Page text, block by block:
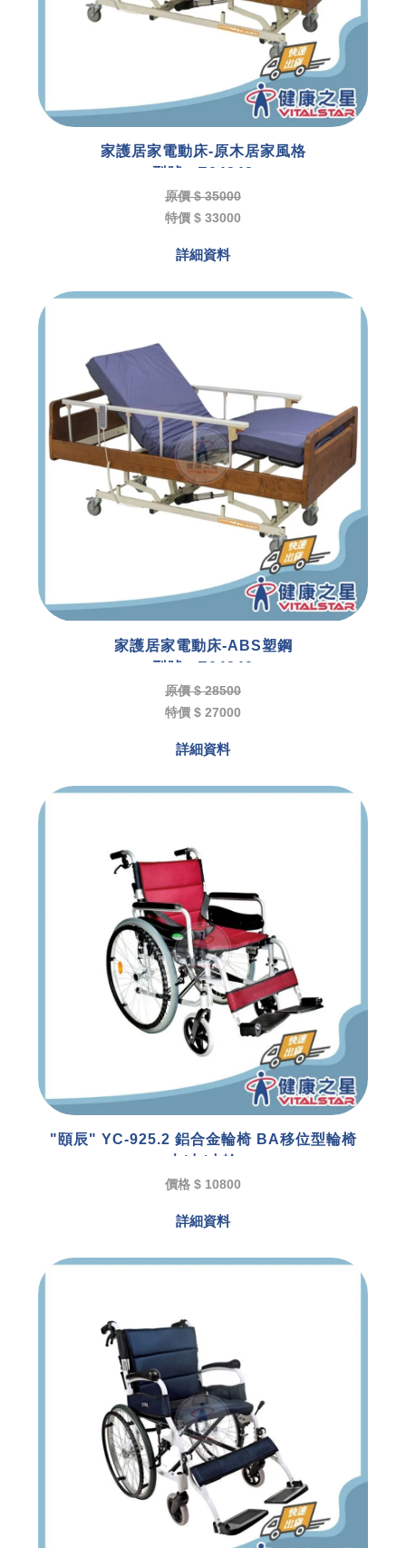
家護居家電動床-原木居家風格
型號 : E04243
原價 $ 35000
特價 $ 33000
詳細資料
家護居家電動床-ABS塑鋼
型號 : E04249
原價 $ 28500
特價 $ 27000
詳細資料
"頤辰" YC-925.2 鋁合金輪椅 BA移位型輪椅
大/中/小輪
價格 $ 10800
詳細資料